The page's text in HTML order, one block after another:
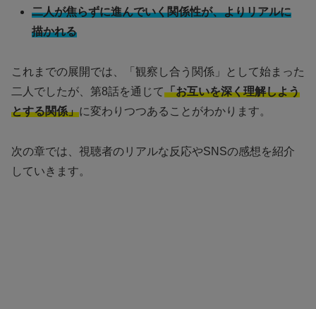
二人が焦らずに進んでいく関係性が、よりリアルに
描かれる
これまでの展開では、「観察し合う関係」として始まった
二人でしたが、第8話を通じて「お互いを深く理解しよう
とする関係」に変わりつつあることがわかります。
次の章では、視聴者のリアルな反応やSNSの感想を紹介
していきます。